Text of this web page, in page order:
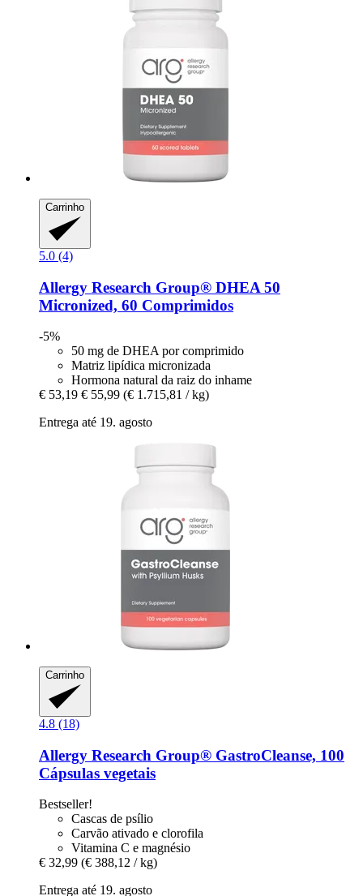
Carrinho
5.0 (4)
Allergy Research Group® DHEA 50
Micronized, 60 Comprimidos
-5%
50 mg de DHEA por comprimido
Matriz lipídica micronizada
Hormona natural da raiz do inhame
€ 53,19 € 55,99 (€ 1.715,81 / kg)
Entrega até 19. agosto
Carrinho
4.8 (18)
Allergy Research Group® GastroCleanse, 100
Cápsulas vegetais
Bestseller!
Cascas de psílio
Carvão ativado e clorofila
Vitamina C e magnésio
€ 32,99 (€ 388,12 / kg)
Entrega até 19. agosto